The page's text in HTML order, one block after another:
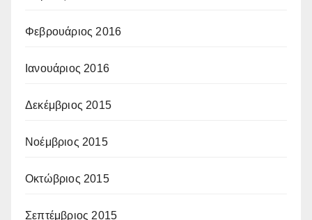
Φεβρουάριος 2016
Ιανουάριος 2016
Δεκέμβριος 2015
Νοέμβριος 2015
Οκτώβριος 2015
Σεπτέμβριος 2015